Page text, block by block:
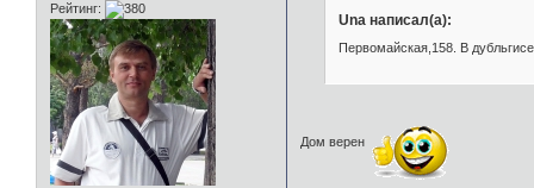
Рейтинг:
Una написал(а):
Первомайская,158. В
Дом верен